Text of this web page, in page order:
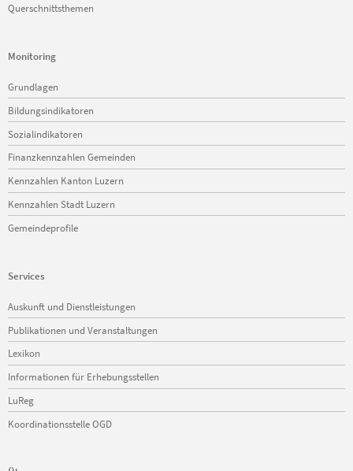
Querschnittsthemen
Monitoring
Navigation
überspringen
Grundlagen
Bildungsindikatoren
Sozialindikatoren
Finanzkennzahlen Gemeinden
Kennzahlen Kanton Luzern
Kennzahlen Stadt Luzern
Gemeindeprofile
Services
Navigation
überspringen
Auskunft und Dienstleistungen
Publikationen und Veranstaltungen
Lexikon
Informationen für Erhebungsstellen
LuReg
Koordinationsstelle OGD